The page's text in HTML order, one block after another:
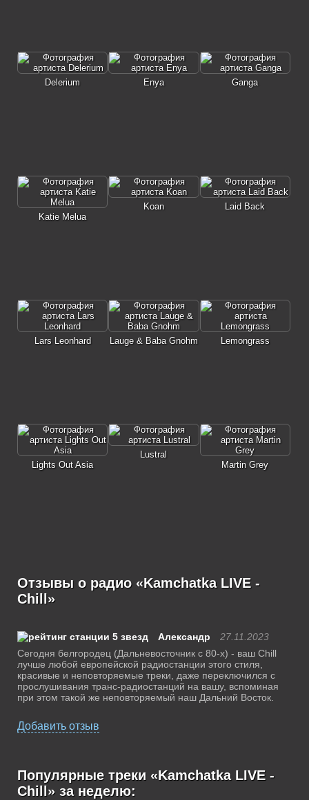
Delerium Enya Ganga
Katie Melua
Koan Laid Back
Lars Leonhard Lauge & Baba Gnohm Lemongrass
Lights Out Asia
Lustral
Martin Grey
Отзывы о радио «Kamchatka LIVE -
Chill»
Александр
27.11.2023
Сегодня белгородец (Дальневосточник с 80-х) - ваш Chill
лучше любой европейской радиостанции этого стиля,
красивые и неповторяемые треки, даже переключился с
прослушивания транс-радиостанций на вашу, вспоминая
при этом такой же неповторяемый наш Дальний Восток.
Добавить отзыв
Популярные треки «Kamchatka LIVE -
Chill» за неделю: